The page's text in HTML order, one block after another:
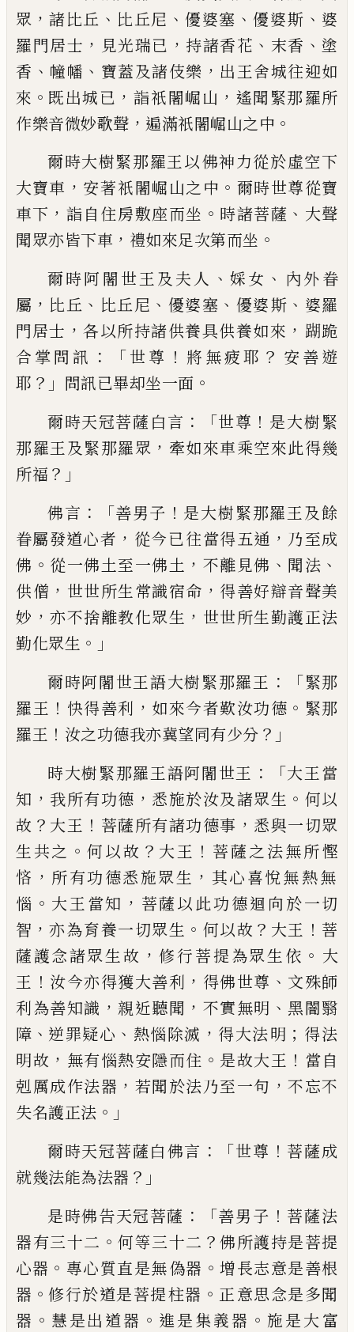
眾 ， 諸比丘 、 比丘尼 、 優婆塞 、 優婆斯 、 婆
羅門居士 ， 見光瑞已 ， 持諸香花 、 末香 、 塗
香 、 幢幡 、 寶蓋及諸伎樂 ， 出王舍城往迎如
來 。 既出城已 ， 詣祇闍崛山 ， 遙聞緊那羅所
作樂音微妙歌聲 ， 遍滿祇闍崛山之中 。
爾時大樹緊那羅王以佛神力從於虛空下
大寶車 ， 安著祇闍崛山之中 。 爾時世尊從寶
車下 ， 詣自住房敷座而坐 。 時諸菩薩 、 大聲
聞眾亦皆下車 ， 禮如來足次第而坐 。
爾時阿闍世王 及夫人 、 婇女 、 內外眷
屬 ， 比丘 、 比丘尼 、 優婆塞 、 優婆斯 、 婆羅
門居士 ， 各以所持諸供養具供養如來 ， 䠒跪
合掌問訊 ：「世尊 ！ 將無疲耶 ？ 安善遊
耶 ？」 問訊已畢却坐一面 。
爾時天冠菩薩白言 ：「世尊 ！ 是大樹緊
那羅王及緊那羅眾 ， 牽如來車乘空來此得幾
所福 ？」
佛言 ：「善男子 ！ 是大樹緊那羅王及餘
眷屬發道心者 ， 從今已往當得五通 ， 乃至成
佛 。 從一佛土至一佛土 ， 不離見佛 、 聞法 、
供僧 ， 世世所生常識宿命 ， 得善好辯音聲美
妙 ， 亦不捨離教化眾生 ， 世世所生勤護正法
勤化眾生 。」
爾時阿闍世王語大樹緊那羅王 ：「緊那
羅王 ！ 快得善利 ， 如來今者歎汝功德 。 緊那
羅王 ！ 汝之功德我亦冀望同有少分 ？」
時大樹緊那羅王語阿闍世王 ： 「大王當
知 ， 我所有功德 ， 悉施於汝及諸眾生 。 何以
故 ？ 大王 ！ 菩薩所有諸功德事 ， 悉與一切眾
生共之 。 何以故 ？ 大王 ！ 菩薩之法無所慳
悋 ， 所有功德悉施眾生 ， 其心喜悅無熱無
惱 。 大王當知 ， 菩薩以此功德迴向於一切
智 ， 亦為育養一切眾生 。 何以故 ？ 大王 ！ 菩
薩護念諸眾生故 ， 修行菩提為眾生依 。 大
王 ！ 汝今亦得獲大善利 ， 得佛世尊 、 文殊師
利為善知識 ， 親近聽聞 ， 不實無明 、 黑闇翳
障 、 逆罪疑心 、 熱惱除滅 ， 得大法明 ； 得法
明故 ， 無有惱熱安隱而住 。 是故大王 ！ 當自
剋厲成作法器 ， 若聞於法乃至一句 ， 不忘不
失名護正法 。」
爾時天冠菩薩白佛言 ：「世尊 ！ 菩薩成
就幾法能為法器 ？」
是時佛告天冠菩薩 ：「善男子 ！ 菩薩法
器有三十二 。 何等三十二 ？ 佛所護持是菩提
心器 。 專心質直是無偽器 。 增長志意是善根
器 。 修行於道是菩提柱器 。 正意思念是多聞
器 。 慧是出道器 。 進是集義器 。 施是大富